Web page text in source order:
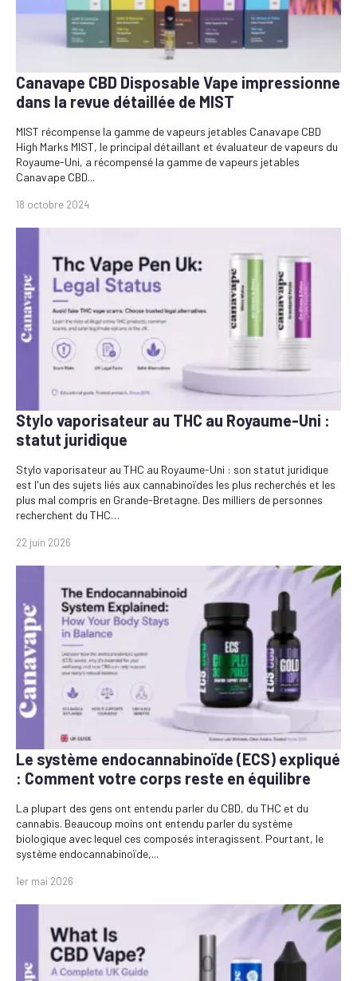
Canavape CBD Disposable Vape impressionne
dans la revue détaillée de MIST
18 octobre 2024
MIST récompense la gamme de vapeurs jetables Canavape CBD
High Marks MIST, le principal détaillant et évaluateur de vapeurs du
Royaume-Uni, a récompensé la gamme de vapeurs jetables
Canavape CBD...
Stylo vaporisateur au THC au Royaume-Uni :
statut juridique
22 juin 2026
Stylo vaporisateur au THC au Royaume-Uni : son statut juridique
est l'un des sujets liés aux cannabinoïdes les plus recherchés et les
plus mal compris en Grande-Bretagne. Des milliers de personnes
recherchent du THC…
Le système endocannabinoïde (ECS) expliqué
: Comment votre corps reste en équilibre
1er mai 2026
La plupart des gens ont entendu parler du CBD, du THC et du
cannabis. Beaucoup moins ont entendu parler du système
biologique avec lequel ces composés interagissent. Pourtant, le
système endocannabinoïde,...